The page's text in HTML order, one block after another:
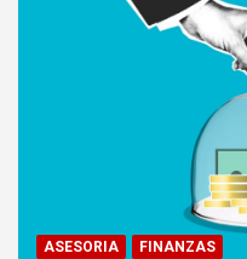
ASESORIA FINANZAS